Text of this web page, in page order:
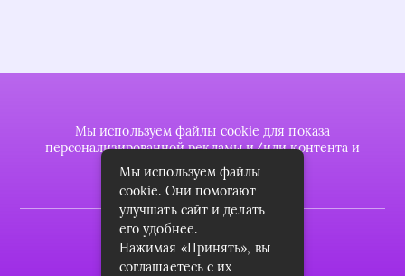
Мы используем файлы cookie для показа
персонализированной рекламы и/или контента и
анализа нашего трафика.
2022 © plasttrubkomplekt.ru
Карта сайта
Мы используем файлы
cookie. Они помогают
улучшать сайт и делать
его удобнее.
Нажимая «Принять», вы
соглашаетесь с их